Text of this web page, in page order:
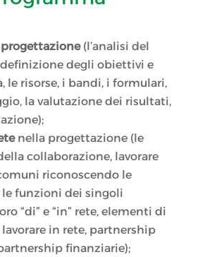
(l’analisi del
degli obiettivi e
le risorse, i bandi, i formulari,
la valutazione dei risultati,
nella progettazione (le
collaborazione, lavorare
riconoscendo le
funzioni dei singoli
“di” e “in” rete, elementi di
in rete, partnership
finanziarie);